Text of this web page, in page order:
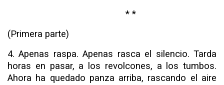
* *
(Primera parte)
4. Apenas raspa. Apenas rasca el silencio. Tarda
horas en pasar, a los revolcones, a los tumbos.
Ahora ha quedado panza arriba, rascando el aire